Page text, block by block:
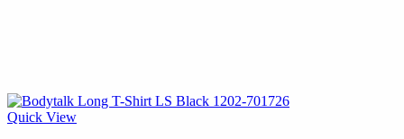
Quick View